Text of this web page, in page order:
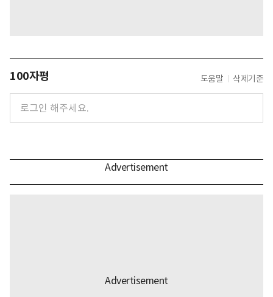
100자평 도움말 삭제기준